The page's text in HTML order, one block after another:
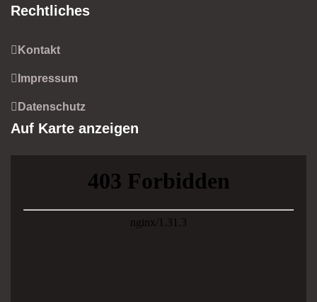
Rechtliches
Kontakt
Impressum
Datenschutz
Auf Karte anzeigen